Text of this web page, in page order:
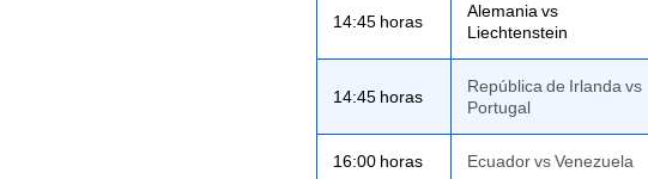
14:45 horas
Alemania vs
Liechtenstein
14:45 horas
República de Irlanda vs
Portugal
16:00 horas Ecuador vs Venezuela